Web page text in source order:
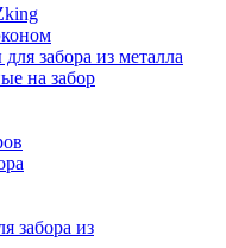
забора из металла
на забор
забора из